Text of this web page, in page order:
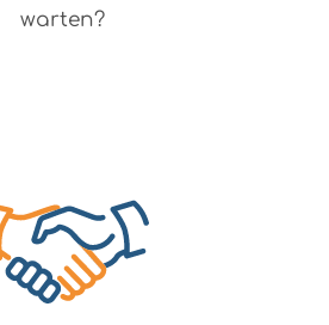
warten?